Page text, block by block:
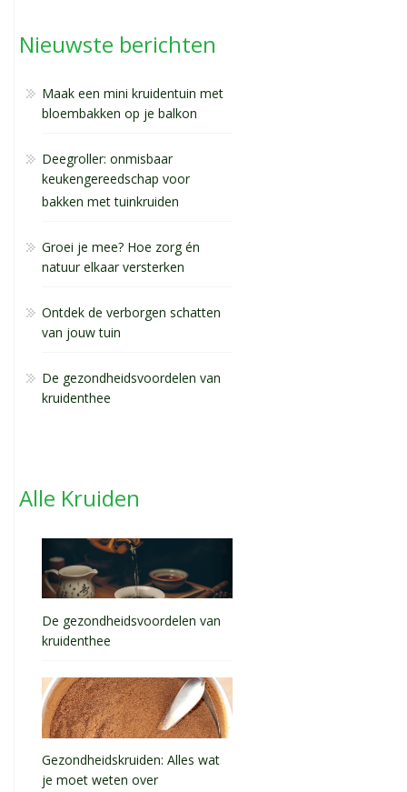
Nieuwste berichten
Maak een mini kruidentuin met
bloembakken op je balkon
Deegroller: onmisbaar
keukengereedschap voor
bakken met tuinkruiden
Groei je mee? Hoe zorg én
natuur elkaar versterken
Ontdek de verborgen schatten
van jouw tuin
De gezondheidsvoordelen van
kruidenthee
Alle Kruiden
De gezondheidsvoordelen van
kruidenthee
Gezondheidskruiden: Alles wat
je moet weten over